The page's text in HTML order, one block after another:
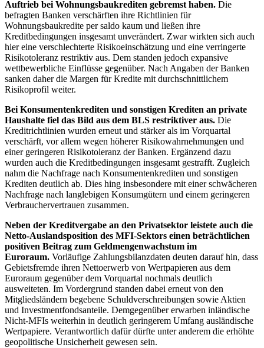
Auftrieb bei Wohnungsbaukrediten gebremst haben. Die
befragten Banken verschärften ihre Richtlinien für
Wohnungsbaukredite per saldo kaum und ließen ihre
Kreditbedingungen insgesamt unverändert. Zwar wirkten sich auch
hier eine verschlechterte Risikoeinschätzung und eine verringerte
Risikotoleranz restriktiv aus. Dem standen jedoch expansive
wettbewerbliche Einflüsse gegenüber. Nach Angaben der Banken
sanken daher die Margen für Kredite mit durchschnittlichem
Risikoprofil weiter.
Bei Konsumentenkrediten und sonstigen Krediten an private
Haushalte fiel das Bild aus dem BLS restriktiver aus. Die
Kreditrichtlinien wurden erneut und stärker als im Vorquartal
verschärft, vor allem wegen höherer Risikowahrnehmungen und
einer geringeren Risikotoleranz der Banken. Ergänzend dazu
wurden auch die Kreditbedingungen insgesamt gestrafft. Zugleich
nahm die Nachfrage nach Konsumentenkrediten und sonstigen
Krediten deutlich ab. Dies hing insbesondere mit einer schwächeren
Nachfrage nach langlebigen Konsumgütern und einem geringeren
Verbrauchervertrauen zusammen.
Neben der Kreditvergabe an den Privatsektor leistete auch die
Netto-Auslandsposition des MFI-Sektors einen beträchtlichen
positiven Beitrag zum Geldmengenwachstum im
Euroraum. Vorläufige Zahlungsbilanzdaten deuten darauf hin, dass
Gebietsfremde ihren Nettoerwerb von Wertpapieren aus dem
Euroraum gegenüber dem Vorquartal nochmals deutlich
ausweiteten. Im Vordergrund standen dabei erneut von den
Mitgliedsländern begebene Schuldverschreibungen sowie Aktien
und Investmentfondsanteile. Demgegenüber erwarben inländische
Nicht-MFIs weiterhin in deutlich geringerem Umfang ausländische
Wertpapiere. Verantwortlich dafür dürfte unter anderem die erhöhte
geopolitische Unsicherheit gewesen sein.